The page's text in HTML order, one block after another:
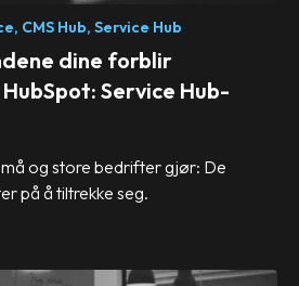
CMS Hub, Service Hub
dine forblir
Service Hub-
og store bedrifter gjør: De
på å tiltrekke seg.